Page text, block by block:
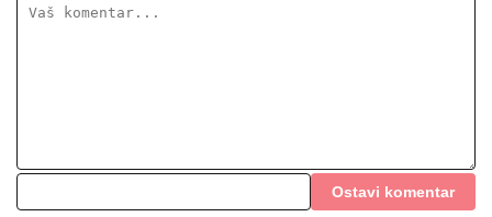
Ostavi komentar